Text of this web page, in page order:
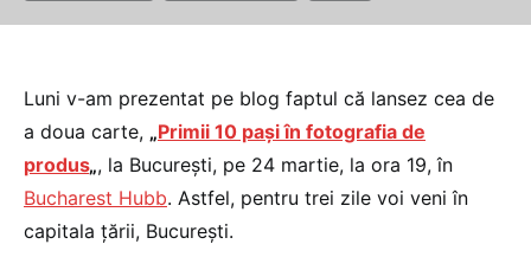
Luni v-am prezentat pe blog faptul că lansez cea de
a doua carte, „Primii 10 paşi în fotografia de
produs„, la Bucureşti, pe 24 martie, la ora 19, în
Bucharest Hubb. Astfel, pentru trei zile voi veni în
capitala ţării, Bucureşti.